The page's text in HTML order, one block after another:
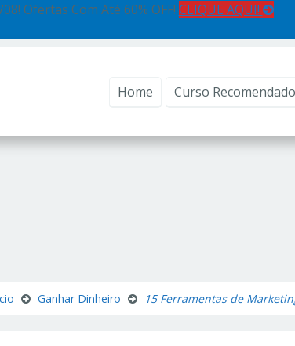
Ofertas Com Até 60% OFF! CLIQUE AQUI!
Home Curso Recomendado
Ganhar Dinheiro 15 Ferramentas de